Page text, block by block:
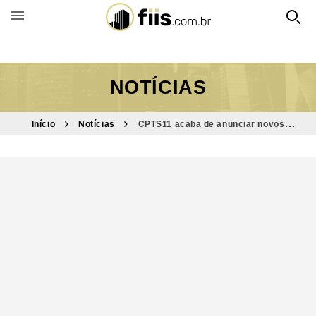
BUSCAR POR FUNDO
NOTÍCIAS
Início Notícias
CPTS11 acaba de anunciar novos